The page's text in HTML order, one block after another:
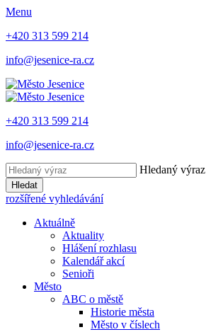
Menu
+420 313 599 214
info@jesenice-ra.cz
+420 313 599 214
info@jesenice-ra.cz
Hledaný výraz
Hledat
rozšířené vyhledávání
Aktuálně
Aktuality
Hlášení rozhlasu
Kalendář akcí
Senioři
Město
ABC o městě
Historie města
Město v číslech